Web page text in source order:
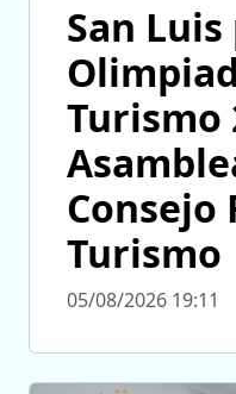
San
Turismo
Consejo
Turismo
05/08/2026 19:11